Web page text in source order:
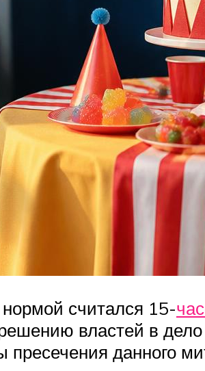
считался 15-
властей в
данного